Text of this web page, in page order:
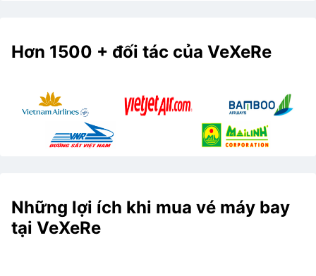
Hơn 1500 + đối tác của VeXeRe
Những lợi ích khi mua vé máy bay
tại VeXeRe